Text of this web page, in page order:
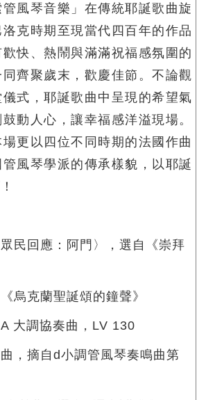
風琴音樂」在傳統耶誕歌曲旋
克時期至現當代四百年的作品
快、熱鬧與滿滿祝福感氛圍的
齊聚歲末，歡慶佳節。不論觀
式，耶誕歌曲中呈現的希望氣
動人心，讓幸福感洋溢現場。
更以四位不同時期的法國作曲
風琴學派的傳承樣貌，以耶誕
民回應：阿門〉，選自《崇拜
烏克蘭聖誕頌的鐘聲》
大調協奏曲，LV 130
，摘自d小調管風琴奏鳴曲第